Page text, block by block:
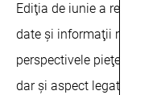
Ediţia de iunie a revistei
date şi informaţii
perspectivele pieţei
dar şi aspect legate de